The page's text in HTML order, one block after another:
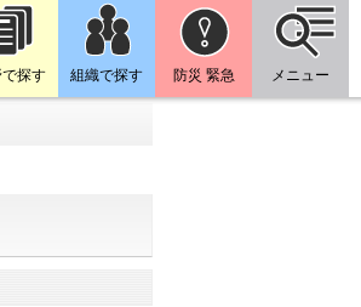
探す 組織で探す 防災 緊急 メニュー